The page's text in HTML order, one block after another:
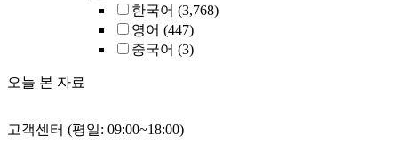
한국어 (3,768)
영어 (447)
중국어 (3)
오늘 본 자료
고객센터 (평일: 09:00~18:00)